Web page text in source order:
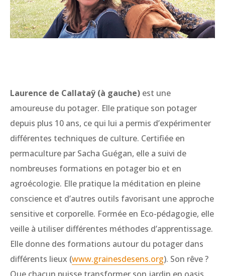
Laurence de Callataÿ (à gauche) est une
amoureuse du potager. Elle pratique son potager
depuis plus 10 ans, ce qui lui a permis d’expérimenter
différentes techniques de culture. Certifiée en
permaculture par Sacha Guégan, elle a suivi de
nombreuses formations en potager bio et en
agroécologie. Elle pratique la méditation en pleine
conscience et d’autres outils favorisant une approche
sensitive et corporelle. Formée en Eco-pédagogie, elle
veille à utiliser différentes méthodes d’apprentissage.
Elle donne des formations autour du potager dans
différents lieux (www.grainesdesens.org). Son rêve ?